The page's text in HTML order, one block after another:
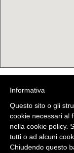
(C) La
Informativa
Questo sito o gli
cookie necessari al
nella cookie policy.
tutti o ad alcuni
Chiudendo questo